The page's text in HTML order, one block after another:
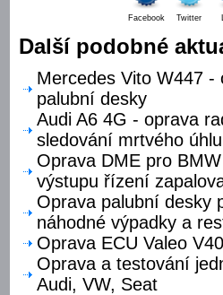
Facebook Twitter
Další podobné
Mercedes Vito W447
palubní desky
Audi A6 4G - oprava
sledování mrtvého úhlu
Oprava DME pro
výstupu řízení
Oprava palubní desky
náhodné výpadky a
Oprava ECU Valeo
Oprava a testování
Audi, VW, Seat